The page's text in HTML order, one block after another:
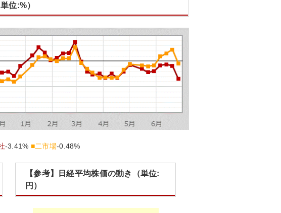
位:%）
-3.41% ■二市場-0.48%
【参考】日経平均株価の動き（単位:
円）